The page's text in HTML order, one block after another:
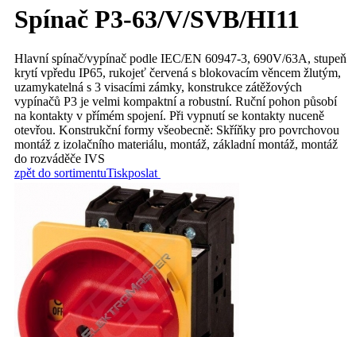
Spínač P3-63/V/SVB/HI11
Hlavní spínač/vypínač podle IEC/EN 60947-3, 690V/63A, stupeň
krytí vpředu IP65, rukojeť červená s blokovacím věncem žlutým,
uzamykatelná s 3 visacími zámky, konstrukce zátěžových
vypínačů P3 je velmi kompaktní a robustní. Ruční pohon působí
na kontakty v přímém spojení. Při vypnutí se kontakty nuceně
otevřou. Konstrukční formy všeobecně: Skříňky pro povrchovou
montáž z izolačního materiálu, montáž, základní montáž, montáž
do rozváděče IVS
zpět do sortimentuTiskposlat